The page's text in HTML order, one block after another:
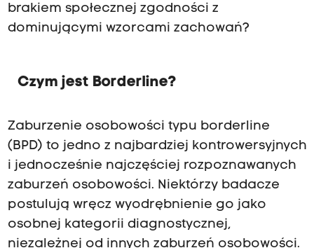
brakiem społecznej zgodności z
dominującymi wzorcami zachowań?
Czym jest Borderline?
Zaburzenie osobowości typu borderline
(BPD) to jedno z najbardziej kontrowersyjnych
i jednocześnie najczęściej rozpoznawanych
zaburzeń osobowości. Niektórzy badacze
postulują wręcz wyodrębnienie go jako
osobnej kategorii diagnostycznej,
niezależnej od innych zaburzeń osobowości.